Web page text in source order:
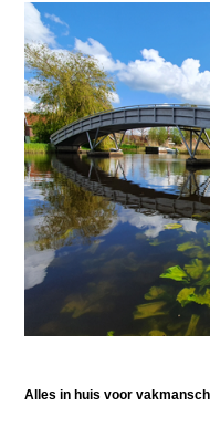
Alles in huis voor